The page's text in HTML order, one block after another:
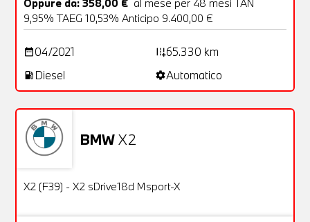
Oppure da: 358,00 € al mese per 48 mesi TAN
9,95% TAEG 10,53% Anticipo 9.400,00 €
date_range04/2021 add_road65.330 km
local_gas_station Diesel settingsAutomatico
BMWX2
OFFERTA
Usato
X2 (F39) - X2 sDrive18d Msport-X